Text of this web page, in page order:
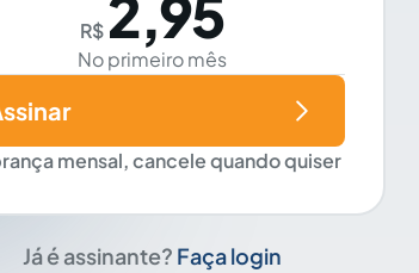
R$ 2,95
No primeiro mês
mensal, cancele quando quiser
Já é assinante? Faça login